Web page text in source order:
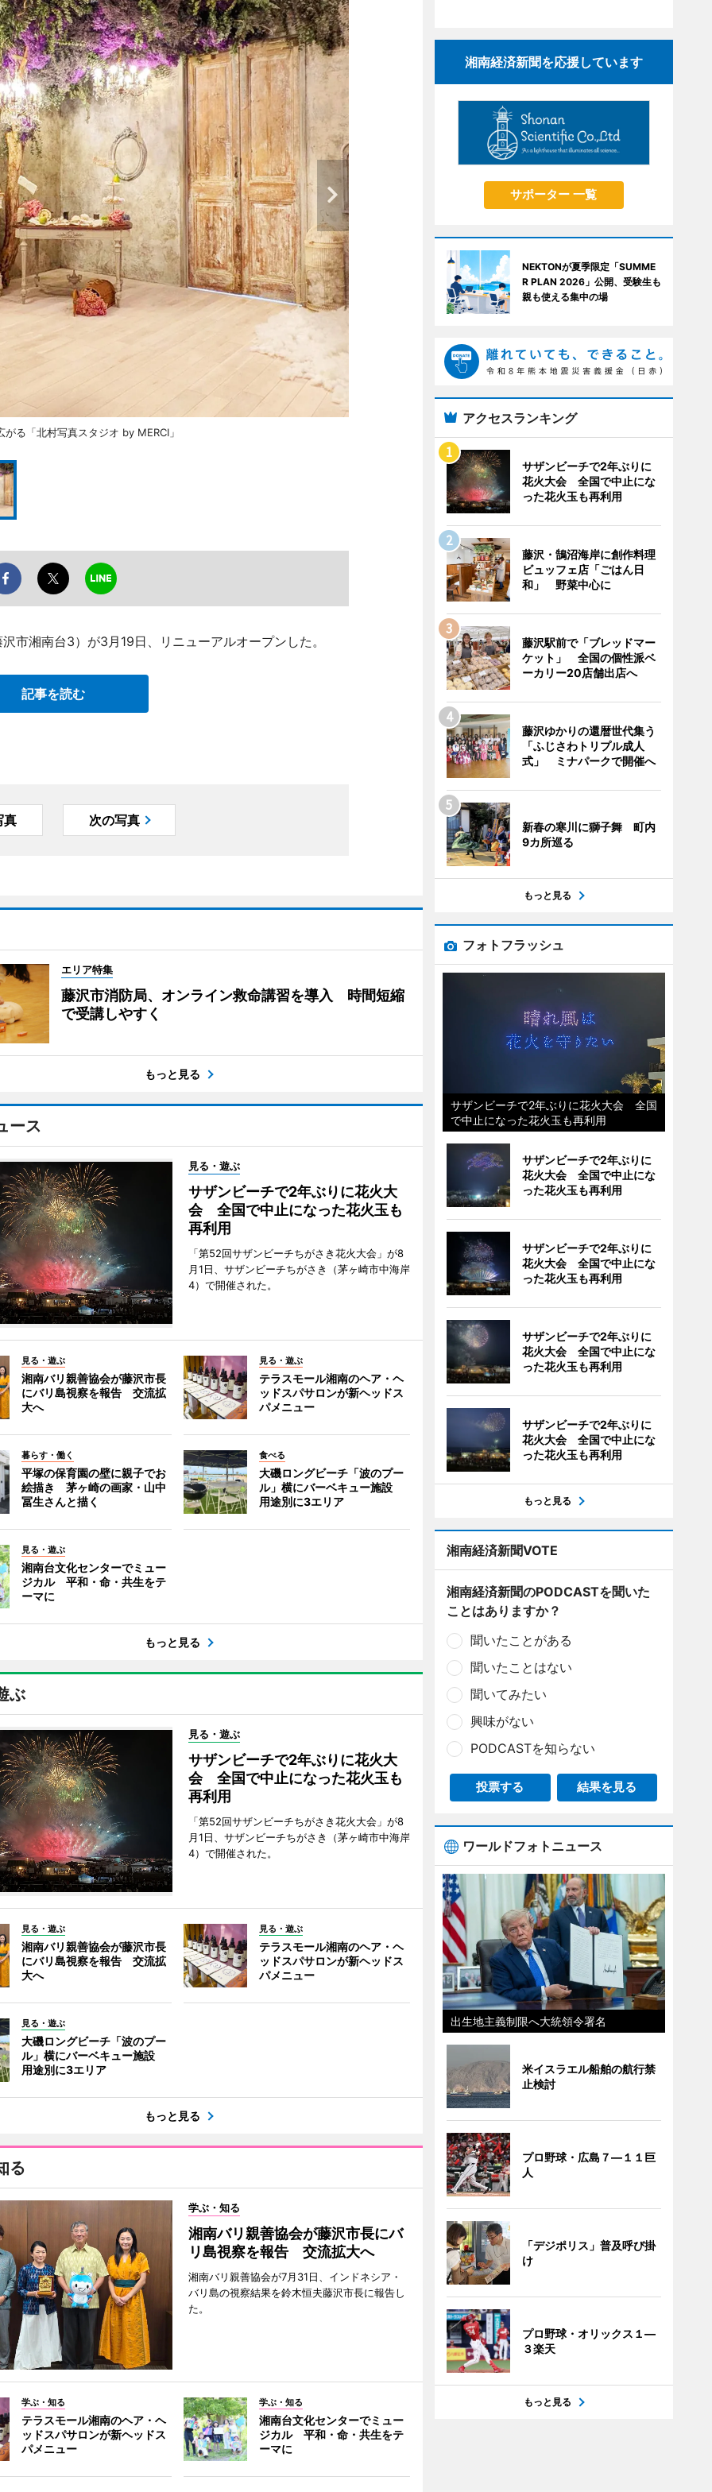
る「北村写真スタジオ by MERCI」
市湘南台3）が3月19日、リニューアルオープンした。
記事を読む
真 次の写真
エリア特集
藤沢市消防局、オンライン救命講習を導入 時間短縮
で受講しやすく
もっと見る
ース
見る・遊ぶ
サザンビーチで2年ぶりに花火大
会 全国で中止になった花火玉も
再利用
「第52回サザンビーチちがさき花火大会」が8
月1日、サザンビーチちがさき（茅ヶ崎市中海岸
4）で開催された。
見る・遊ぶ
湘南バリ親善協会が藤沢市長
にバリ島視察を報告 交流拡
大へ
見る・遊ぶ
テラスモール湘南のヘア・ヘ
ッドスパサロンが新ヘッドス
パメニュー
暮らす・働く
平塚の保育園の壁に親子でお
絵描き 茅ヶ崎の画家・山中
冨生さんと描く
食べる
大磯ロングビーチ「波のプー
ル」横にバーベキュー施設
用途別に3エリア
見る・遊ぶ
湘南台文化センターでミュー
ジカル 平和・命・共生をテ
ーマに
もっと見る
ぶ
見る・遊ぶ
サザンビーチで2年ぶりに花火大
会 全国で中止になった花火玉も
再利用
「第52回サザンビーチちがさき花火大会」が8
月1日、サザンビーチちがさき（茅ヶ崎市中海岸
4）で開催された。
見る・遊ぶ
湘南バリ親善協会が藤沢市長
にバリ島視察を報告 交流拡
大へ
見る・遊ぶ
テラスモール湘南のヘア・ヘ
ッドスパサロンが新ヘッドス
パメニュー
見る・遊ぶ
大磯ロングビーチ「波のプー
ル」横にバーベキュー施設
用途別に3エリア
もっと見る
る
学ぶ・知る
湘南バリ親善協会が藤沢市長にバ
リ島視察を報告 交流拡大へ
湘南バリ親善協会が7月31日、インドネシア・
バリ島の視察結果を鈴木恒夫藤沢市長に報告し
た。
学ぶ・知る
テラスモール湘南のヘア・ヘ
ッドスパサロンが新ヘッドス
パメニュー
学ぶ・知る
湘南台文化センターでミュー
ジカル 平和・命・共生をテ
ーマに
湘南経済新聞を応援しています
サポーター 一覧
NEKTONが夏季限定「SUMME
R PLAN 2026」公開、受験生も
親も使える集中の場
アクセスランキング
サザンビーチで2年ぶりに
花火大会 全国で中止にな
った花火玉も再利用
藤沢・鵠沼海岸に創作料理
ビュッフェ店「ごはん日
和」 野菜中心に
藤沢駅前で「ブレッドマー
ケット」 全国の個性派ベ
ーカリー20店舗出店へ
藤沢ゆかりの還暦世代集う
「ふじさわトリプル成人
式」 ミナパークで開催へ
新春の寒川に獅子舞 町内
9カ所巡る
もっと見る
フォトフラッシュ
サザンビーチで2年ぶりに花火大会 全国
で中止になった花火玉も再利用
サザンビーチで2年ぶりに
花火大会 全国で中止にな
った花火玉も再利用
サザンビーチで2年ぶりに
花火大会 全国で中止にな
った花火玉も再利用
サザンビーチで2年ぶりに
花火大会 全国で中止にな
った花火玉も再利用
サザンビーチで2年ぶりに
花火大会 全国で中止にな
った花火玉も再利用
もっと見る
湘南経済新聞VOTE
湘南経済新聞のPODCASTを聞いた
ことはありますか？
聞いたことがある
聞いたことはない
聞いてみたい
興味がない
PODCASTを知らない
投票する 結果を見る
ワールドフォトニュース
出生地主義制限へ大統領令署名
米イスラエル船舶の航行禁
止検討
プロ野球・広島７―１１巨
人
「デジポリス」普及呼び掛
け
プロ野球・オリックス１―
３楽天
もっと見る